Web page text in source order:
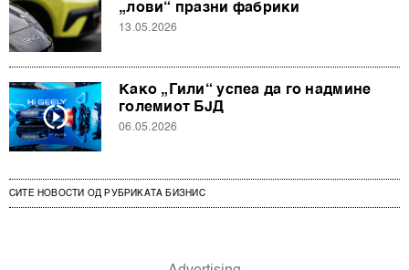
„лови“ празни фабрики
13.05.2026
Како „Гили“ успеа да го надмине
големиот БЈД
06.05.2026
СИТЕ НОВОСТИ ОД РУБРИКАТА БИЗНИС